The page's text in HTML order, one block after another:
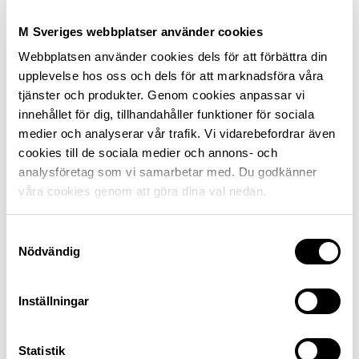
M Sveriges webbplatser använder cookies
Webbplatsen använder cookies dels för att förbättra din
upplevelse hos oss och dels för att marknadsföra våra
tjänster och produkter. Genom cookies anpassar vi
innehållet för dig, tillhandahåller funktioner för sociala
medier och analyserar vår trafik. Vi vidarebefordrar även
cookies till de sociala medier och annons- och
analysföretag som vi samarbetar med. Du godkänner
våra cookies genom att göra dina val nedan.
Nödvändig
Inställningar
Statistik
Vad kostar din bil?
Med M Sveriges bilkostnadskalkyl räknar du ut vad
bilen kostar.
Förnyelse av körkort för
utlandssvenskar
som är permanent bosatta utomlands, kan inte längre
förnya sitt svenska körkort måste utlandssvensken ha
varit permanent boende i Sverige under minst 6